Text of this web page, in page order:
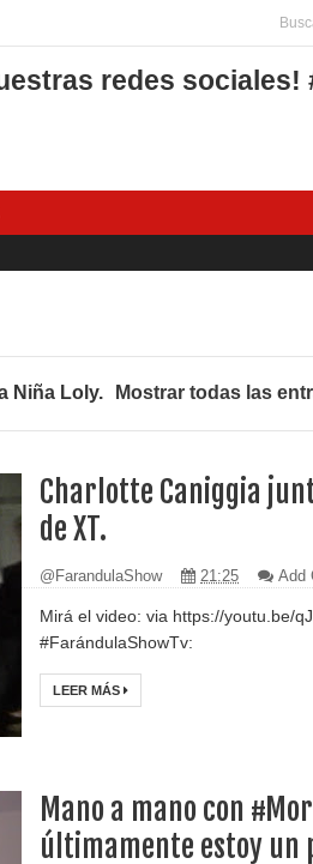
redes sociales!
Niña Loly. Mostrar todas las
Charlotte Caniggia
de XT.
@FarandulaShow 21:25 Add
Mirá el video: via https://youtu.be/
#FarándulaShowTv:
LEER MÁS
Mano a mano con
últimamente estoy un